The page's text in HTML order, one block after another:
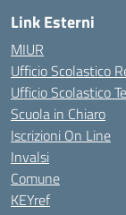
Link Esterni
MIUR
Ufficio Scolastico
Ufficio Scolastico
Scuola in Chiaro
Iscrizioni On Line
Invalsi
Comune
KEYref